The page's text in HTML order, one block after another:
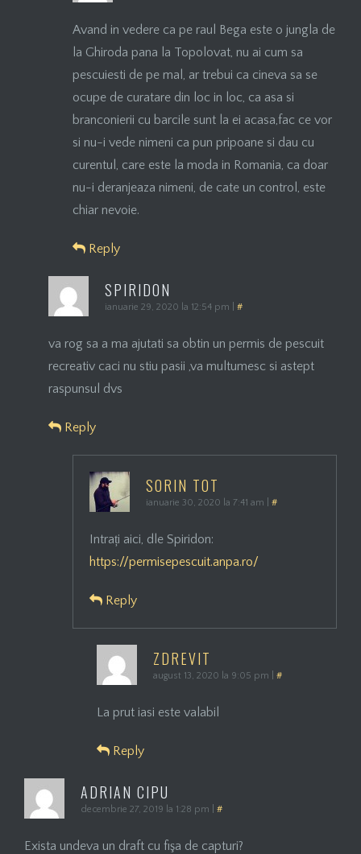
Avand in vedere ca pe raul Bega este o jungla de
la Ghiroda pana la Topolovat, nu ai cum sa
pescuiesti de pe mal, ar trebui ca cineva sa se
ocupe de curatare din loc in loc, ca asa si
branconierii cu barcile sunt la ei acasa,fac ce vor
si nu-i vede nimeni ca pun pripoane si dau cu
curentul, care este la moda in Romania, ca doar
nu-i deranjeaza nimeni, de cate un control, este
chiar nevoie.
Reply
SPIRIDON
ianuarie 29, 2020 la 12:54 pm #
va rog sa a ma ajutati sa obtin un permis de pescuit
recreativ caci nu stiu pasii ,va multumesc si astept
raspunsul dvs
Reply
SORIN TOT
ianuarie 30, 2020 la 7:41 am #
Intrați aici, dle Spiridon:
https://permisepescuit.anpa.ro/
Reply
ZDREVIT
august 13, 2020 la 9:05 pm #
La prut iasi este valabil
Reply
ADRIAN CIPU
decembrie 27, 2019 la 1:28 pm #
Exista undeva un draft cu fişa de capturi?